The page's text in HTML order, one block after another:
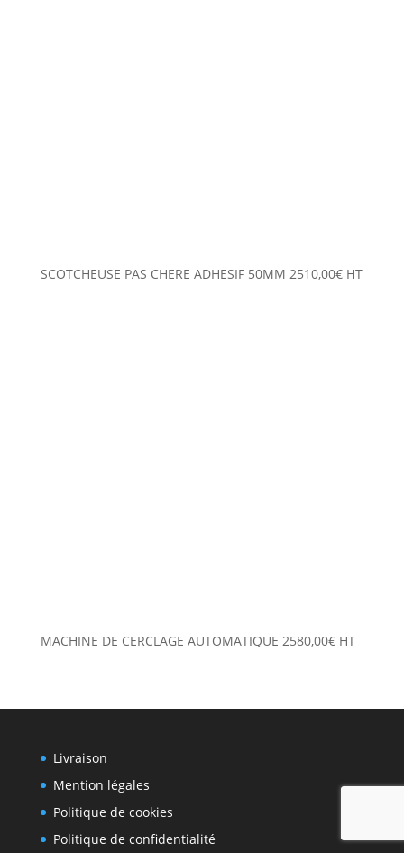
SCOTCHEUSE PAS CHERE ADHESIF 50MM 2510,00€ HT
MACHINE DE CERCLAGE AUTOMATIQUE 2580,00€ HT
Livraison
Mention légales
Politique de cookies
Politique de confidentialité